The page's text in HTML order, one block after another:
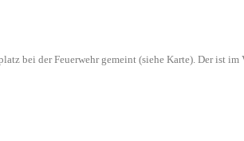
bei der Feuerwehr gemeint (siehe Karte). Der ist